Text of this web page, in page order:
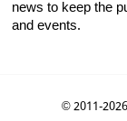
news to keep the
and events.
© 2011-